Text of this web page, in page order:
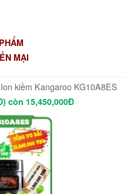
MẠI
kiềm Kangaroo KG10A8ES
còn 15,450,000Đ